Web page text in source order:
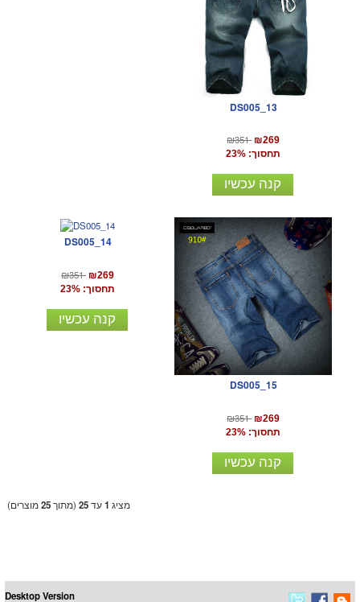
DS005_13
₪351 ₪269
תחסוך: 23%
קנה עכשיו
DS005_14
₪351 ₪269
תחסוך: 23%
קנה עכשיו
DS005_15
₪351 ₪269
תחסוך: 23%
קנה עכשיו
מציג 1עד25 (מתוך25מוצרים)
Desktop Version